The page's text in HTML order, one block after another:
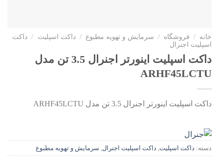
خانه / فروشگاه / سرمایش و تهویه مطبوع / داکت اسپلیت / داکت
اسپلیت اجنرال
داکت اسپلیت اینورتر اجنرال 3.5 تن مدل
ARHF45LCTU
داکت اسپلیت اینورتر اجنرال 3.5 تن مدل ARHF45LCTU
دسته: داکت اسپلیت, داکت اسپلیت اجنرال, سرمایش و تهویه مطبوع